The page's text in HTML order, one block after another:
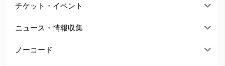
チケット・イベント
ニュース・情報収集
ノーコード